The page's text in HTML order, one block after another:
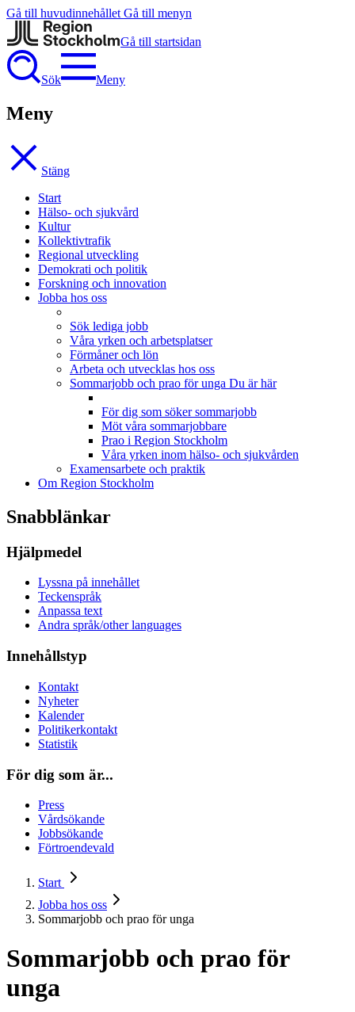
Gå till huvudinnehållet Gå till menyn
Gå till startsidan
Sök Meny
Meny
Stäng
Start
Hälso- och sjukvård
Kultur
Kollektivtrafik
Regional utveckling
Demokrati och politik
Forskning och innovation
Jobba hos oss
Sök lediga jobb
Våra yrken och arbetsplatser
Förmåner och lön
Arbeta och utvecklas hos oss
Sommarjobb och prao för unga Du är här
För dig som söker sommarjobb
Möt våra sommarjobbare
Prao i Region Stockholm
Våra yrken inom hälso- och sjukvården
Examensarbete och praktik
Om Region Stockholm
Snabblänkar
Hjälpmedel
Lyssna på innehållet
Teckenspråk
Anpassa text
Andra språk/other languages
Innehållstyp
Kontakt
Nyheter
Kalender
Politikerkontakt
Statistik
För dig som är...
Press
Vårdsökande
Jobbsökande
Förtroendevald
Start
Jobba hos oss
Sommarjobb och prao för unga
Sommarjobb och prao för
unga